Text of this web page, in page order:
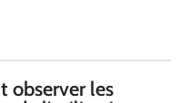
observer les